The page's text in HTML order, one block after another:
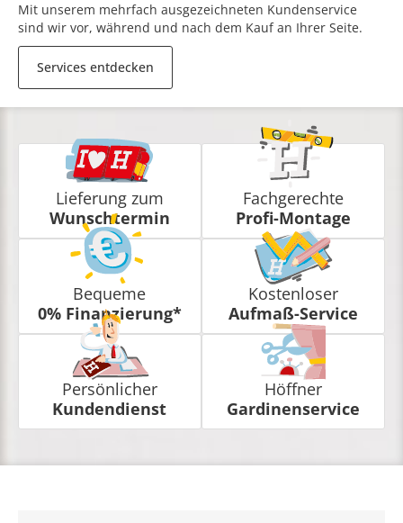
Mit unserem mehrfach ausgezeichneten Kundenservice
sind wir vor, während und nach dem Kauf an Ihrer Seite.
Services entdecken
Lieferung zum
Wunschtermin
Fachgerechte
Profi-Montage
Bequeme
0% Finanzierung*
Kostenloser
Aufmaß-Service
Persönlicher
Kundendienst
Höffner
Gardinenservice